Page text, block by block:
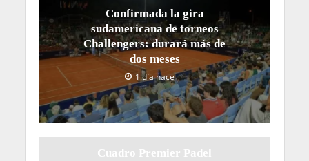
Confirmada la gira
sudamericana de torneos
Challengers: durará más de
dos meses
1 día hace
Cuadro Premier Padel